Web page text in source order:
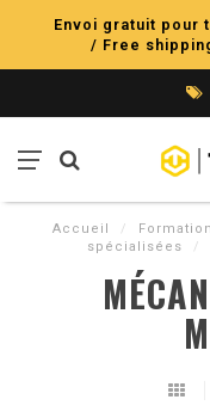
Envoi gratuit pour
/ Free
Accueil /
spécialisées
/